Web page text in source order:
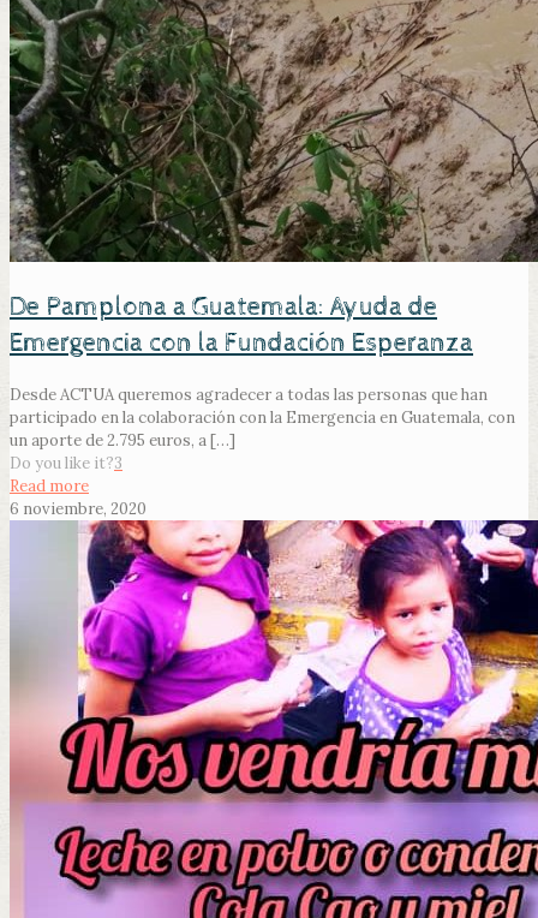
De Pamplona a Guatemala: Ayuda de
Emergencia con la Fundación Esperanza
Desde ACTUA queremos agradecer a todas las personas que han
participado en la colaboración con la Emergencia en Guatemala, con
un aporte de 2.795 euros, a[…]
Do you like it?3
Read more
6 noviembre, 2020